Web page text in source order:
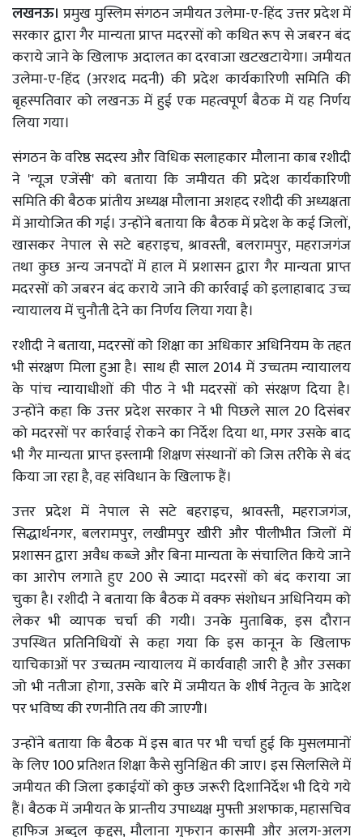
लखनऊ।प्रमुख मुस्लिम संगठन जमीयत उलेमा-ए-हिंद उत्तर प्रदेश में
सरकार द्वारा गैर मान्यता प्राप्त मदरसों को कथित रूप से जबरन बंद
कराये जाने के खिलाफ अदालत का दरवाजा खटखटायेगा। जमीयत
उलेमा-ए-हिंद (अरशद मदनी) की प्रदेश कार्यकारिणी समिति की
बृहस्पतिवार को लखनऊ में हुई एक महत्वपूर्ण बैठक में यह निर्णय
लिया गया।
संगठन के वरिष्ठ सदस्य और विधिक सलाहकार मौलाना काब रशीदी
ने 'न्यूज़ एजेंसी' को बताया कि जमीयत की प्रदेश कार्यकारिणी
समिति की बैठक प्रांतीय अध्यक्ष मौलाना अशहद रशीदी की अध्यक्षता
में आयोजित की गई। उन्होंने बताया कि बैठक में प्रदेश के कई जिलों,
खासकर नेपाल से सटे बहराइच, श्रावस्ती, बलरामपुर, महराजगंज
तथा कुछ अन्य जनपदों में हाल में प्रशासन द्वारा गैर मान्यता प्राप्त
मदरसों को जबरन बंद कराये जाने की कार्रवाई को इलाहाबाद उच्च
न्यायालय में चुनौती देने का निर्णय लिया गया है।
रशीदी ने बताया, मदरसों को शिक्षा का अधिकार अधिनियम के तहत
भी संरक्षण मिला हुआ है। साथ ही साल 2014 में उच्चतम न्यायालय
के पांच न्यायाधीशों की पीठ ने भी मदरसों को संरक्षण दिया है।
उन्होंने कहा कि उत्तर प्रदेश सरकार ने भी पिछले साल 20 दिसंबर
को मदरसों पर कार्रवाई रोकने का निर्देश दिया था, मगर उसके बाद
भी गैर मान्यता प्राप्त इस्लामी शिक्षण संस्थानों को जिस तरीके से बंद
किया जा रहा है, वह संविधान के खिलाफ हैं।
उत्तर प्रदेश में नेपाल से सटे बहराइच, श्रावस्ती, महराजगंज,
सिद्धार्थनगर, बलरामपुर, लखीमपुर खीरी और पीलीभीत जिलों में
प्रशासन द्वारा अवैध कब्जे और बिना मान्यता के संचालित किये जाने
का आरोप लगाते हुए 200 से ज्यादा मदरसों को बंद कराया जा
चुका है। रशीदी ने बताया कि बैठक में वक्फ संशोधन अधिनियम को
लेकर भी व्यापक चर्चा की गयी। उनके मुताबिक, इस दौरान
उपस्थित प्रतिनिधियों से कहा गया कि इस कानून के खिलाफ
याचिकाओं पर उच्चतम न्यायालय में कार्यवाही जारी है और उसका
जो भी नतीजा होगा, उसके बारे में जमीयत के शीर्ष नेतृत्व के आदेश
पर भविष्य की रणनीति तय की जाएगी।
उन्होंने बताया कि बैठक में इस बात पर भी चर्चा हुई कि मुसलमानों
के लिए 100 प्रतिशत शिक्षा कैसे सुनिश्चित की जाए। इस सिलसिले में
जमीयत की जिला इकाईयों को कुछ जरूरी दिशानिर्देश भी दिये गये
हैं। बैठक में जमीयत के प्रान्तीय उपाध्यक्ष मुफ्ती अशफाक, महासचिव
हाफिज अब्दुल कुद्दूस, मौलाना गुफरान कासमी और अलग-अलग